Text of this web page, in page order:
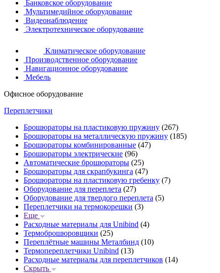
Банковское оборудование
Мультимедийное оборудование
Видеонаблюдение
Электротехническое оборудование
Климатическое оборудование
Производственное оборудование
Навигационное оборудование
Мебель
Офисное оборудование
Переплетчики
Брошюраторы на пластиковую пружину (267)
Брошюраторы на металлическую пружину (185)
Брошюраторы комбинированные (47)
Брошюраторы электрические (96)
Автоматические брошюраторы (25)
Брошюраторы для скрапбукинга (47)
Брошюраторы на пластиковую гребенку (7)
Оборудование для переплета (27)
Оборудование для твердого переплета (5)
Переплетчики на термокорешки (3)
Еще
Расходные материалы для Unibind (4)
Термоброшюровщики (25)
Переплётные машины Металбинд (10)
Термопереплетчики Unibind (13)
Расходные материалы для переплетчиков (14)
Скрыть